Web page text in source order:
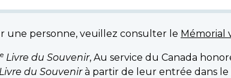
une personne, veuillez consulter le Mémorial
e Livre du Souvenir, Au service du Canada
Livre du Souvenirà partir de leur entrée dans le